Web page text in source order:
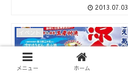
2013.07.03
イベント
メニュー ホーム